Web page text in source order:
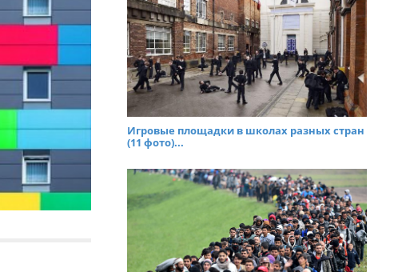
Игровые площадки в школах разных стран
(11 фото)...